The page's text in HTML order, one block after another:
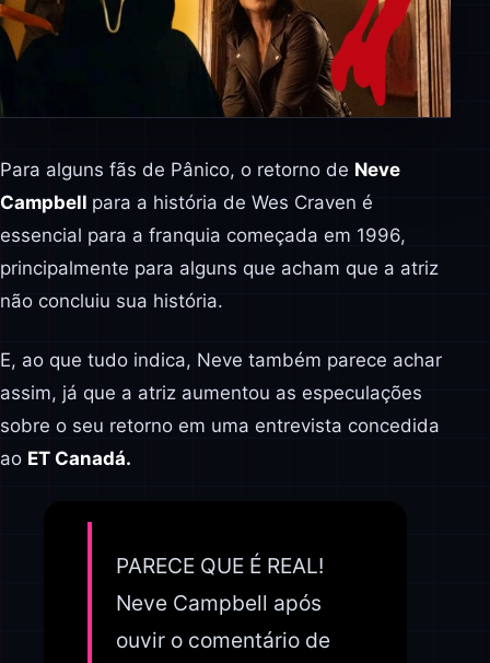
Para alguns fãs de Pânico, o retorno de Neve
Campbell para a história de Wes Craven é
essencial para a franquia começada em 1996,
principalmente para alguns que acham que a atriz
não concluiu sua história.
E, ao que tudo indica, Neve também parece achar
assim, já que a atriz aumentou as especulações
sobre o seu retorno em uma entrevista concedida
ao ET Canadá.
PARECE QUE É REAL!
Neve Campbell após
ouvir o comentário de